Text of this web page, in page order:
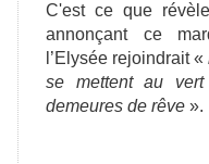
C'est ce que
annonçant ce
l’Elysée rejoindrait «
se mettent au
demeures de rêve ».